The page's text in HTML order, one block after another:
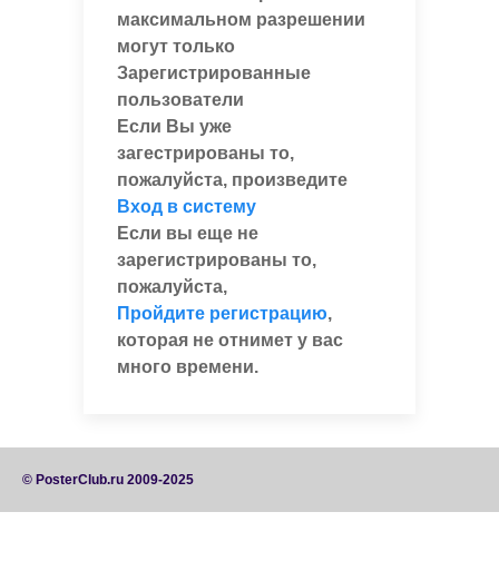
максимальном разрешении
могут только
Зарегистрированные
пользователи
Если Вы уже
загестрированы то,
пожалуйста, произведите
Вход в систему
Если вы еще не
зарегистрированы то,
пожалуйста,
Пройдите регистрацию,
которая не отнимет у вас
много времени.
© PosterClub.ru 2009-2025